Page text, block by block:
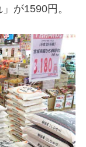
が1590円。